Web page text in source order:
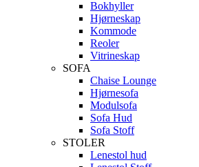
Bokhyller
Hjørneskap
Kommode
Reoler
Vitrineskap
SOFA
Chaise Lounge
Hjørnesofa
Modulsofa
Sofa Hud
Sofa Stoff
STOLER
Lenestol hud